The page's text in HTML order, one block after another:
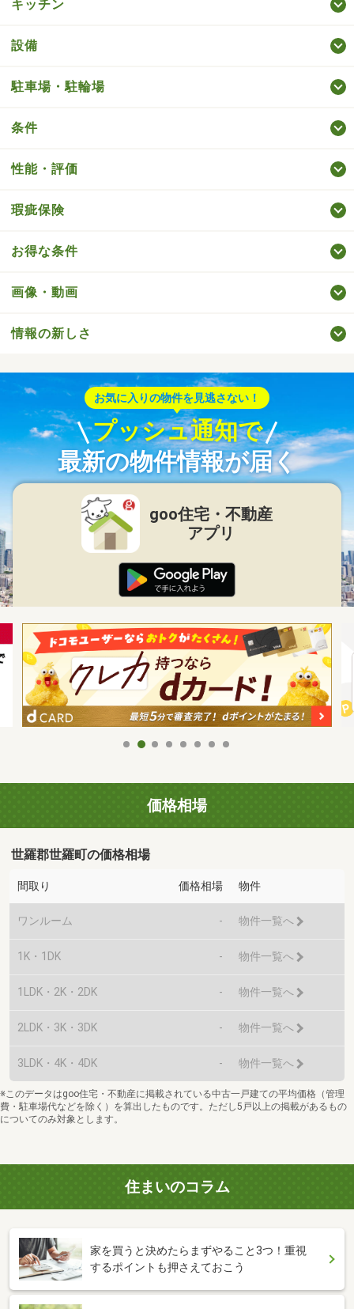
キッチン
設備
駐車場・駐輪場
条件
性能・評価
瑕疵保険
お得な条件
画像・動画
情報の新しさ
お気に入りの物件を見逃さない！
プッシュ通知で
最新の物件情報が届く
goo住宅・不動産
アプリ
価格相場
世羅郡世羅町の価格相場
間取り 価格相場 物件
ワンルーム - 物件一覧へ
1K・1DK - 物件一覧へ
1LDK・2K・2DK - 物件一覧へ
2LDK・3K・3DK - 物件一覧へ
3LDK・4K・4DK - 物件一覧へ
※このデータはgoo住宅・不動産に掲載されている中古一戸建ての平均価格（管理
費・駐車場代などを除く）を算出したものです。ただし5戸以上の掲載があるもの
についてのみ対象とします。
住まいのコラム
家を買うと決めたらまずやること3つ！重視
するポイントも押さえておこう